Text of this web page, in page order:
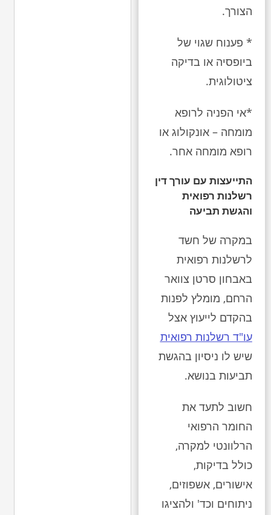
הצורך.
* פענוח שגוי של
ביופסיה או בדיקה
ציטולוגית.
*אי הפניה לרופא
מומחה – אונקולוג או
רופא מומחה אחר.
התייעצות עם עורך דין
רשלנות רפואית
והגשת תביעה
במקרה של חשד
לרשלנות רפואית
באבחון סרטן צוואר
הרחם, מומלץ לפנות
בהקדם לייעוץ אצל
עו"ד רשלנות רפואית
שיש לו ניסיון בהגשת
תביעות בנושא.
חשוב לתעד את
החומר הרפואי
הרלוונטי למקרה,
כולל בדיקות,
אישורים, אשפוזים,
ניתוחים וכד' ולהציגו